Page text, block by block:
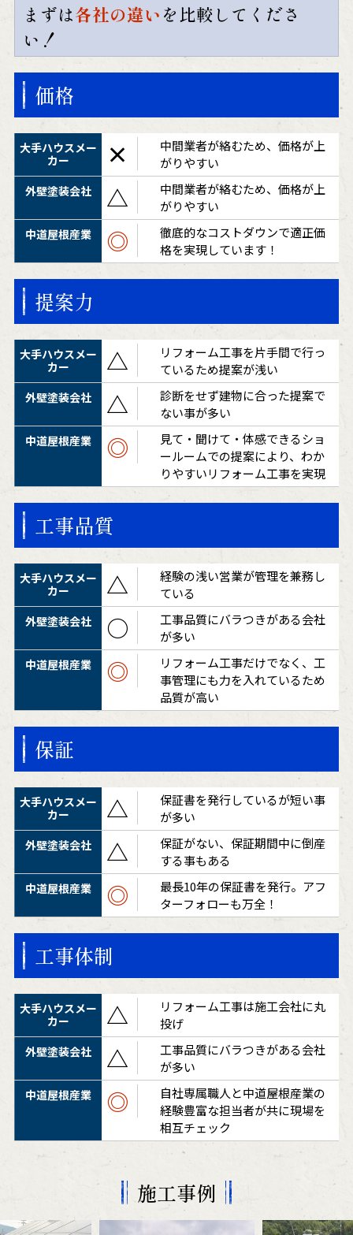
まずは各社の違いを比較してくださ
い！
価格
×
中間業者が絡むため、価格が上
がりやすい
△
中間業者が絡むため、価格が上
がりやすい
◎
徹底的なコストダウンで適正価
格を実現しています！
提案力
△
リフォーム工事を片手間で行っ
ているため提案が浅い
△
診断をせず建物に合った提案で
ない事が多い
◎
見て・聞けて・体感できるショ
ールームでの提案により、わか
りやすいリフォーム工事を実現
工事品質
△
経験の浅い営業が管理を兼務し
ている
○
工事品質にバラつきがある会社
が多い
◎
リフォーム工事だけでなく、工
事管理にも力を入れているため
品質が高い
保証
△
保証書を発行しているが短い事
が多い
△
保証がない、保証期間中に倒産
する事もある
◎
最長10年の保証書を発行。アフ
ターフォローも万全！
工事体制
△
リフォーム工事は施工会社に丸
投げ
△
工事品質にバラつきがある会社
が多い
◎
自社専属職人と中道屋根産業の
経験豊富な担当者が共に現場を
相互チェック
施工事例